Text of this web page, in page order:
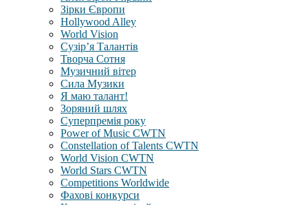
Зірки Європи
Hollywood Alley
World Vision
Сузір’я Талантів
Творча Сотня
Музичний вітер
Сила Музики
Я маю талант!
Зоряний шлях
Суперпремія року
Power of Music CWTN
Constellation of Talents CWTN
World Vision CWTN
World Stars CWTN
Competitions Worldwide
Фахові конкурси